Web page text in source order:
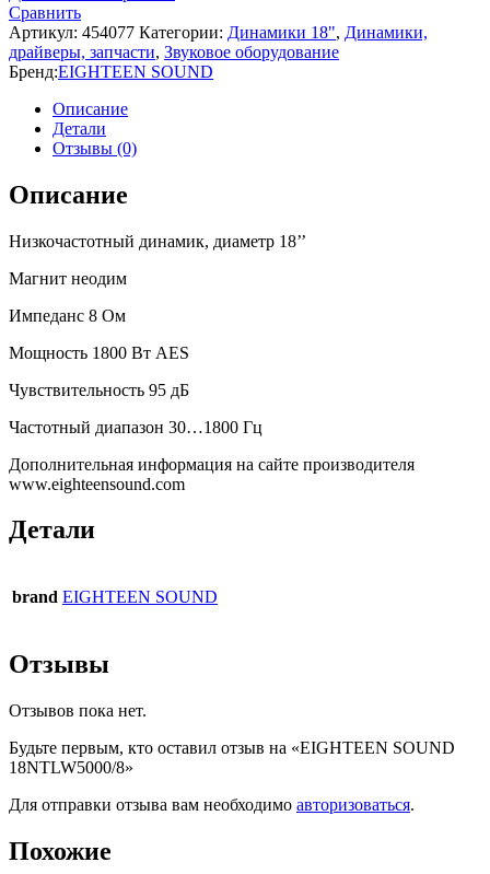
Сравнить
Артикул: 454077 Категории: Динамики 18", Динамики,
драйверы, запчасти, Звуковое оборудование
Бренд:EIGHTEEN SOUND
Описание
Детали
Отзывы (0)
Описание
Низкочастотный динамик, диаметр 18’’
Магнит неодим
Импеданс 8 Ом
Мощность 1800 Вт AES
Чувствительность 95 дБ
Частотный диапазон 30…1800 Гц
Дополнительная информация на сайте производителя
www.eighteensound.com
Детали
brand EIGHTEEN SOUND
Отзывы
Отзывов пока нет.
Будьте первым, кто оставил отзыв на «EIGHTEEN SOUND
18NTLW5000/8»
Для отправки отзыва вам необходимо авторизоваться.
Похожие